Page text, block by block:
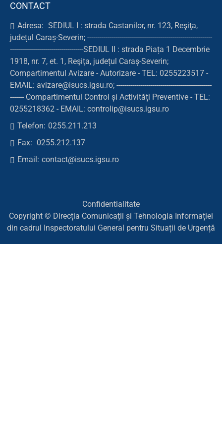
CONTACT
Adresa: SEDIUL I : strada Castanilor, nr. 123, Reşiţa,
județul Caraș-Severin; ---------------------------------------------------------------
-------------------------------------SEDIUL II : strada Piața 1 Decembrie
1918, nr. 7, et. 1, Reşiţa, județul Caraș-Severin;
Compartimentul Avizare - Autorizare - TEL: 0255223517 -
EMAIL: avizare@isucs.igsu.ro; ------------------------------------------------
------- Compartimentul Control și Activități Preventive - TEL:
0255218362 - EMAIL: controlip@isucs.igsu.ro
Telefon: 0255.211.213
Fax: 0255.212.137
Email: contact@isucs.igsu.ro
Confidentialitate
Copyright © Direcția Comunicații și Tehnologia Informației
din cadrul Inspectoratului General pentru Situații de Urgență